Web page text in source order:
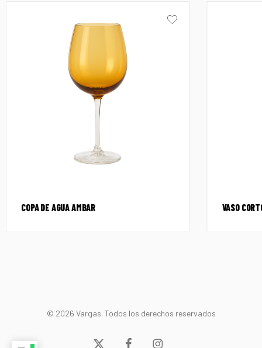
COPA DE AGUA AMBAR VASO
© 2026 Vargas. Todos los derechos reservados
x- facebookinstagram